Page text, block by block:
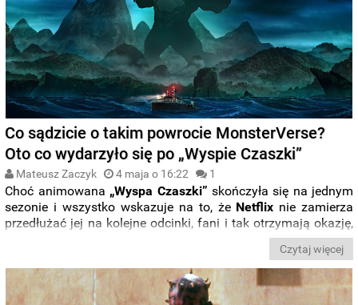
Co sądzicie o takim powrocie MonsterVerse?
Oto co wydarzyło się po „Wyspie Czaszki”
Mateusz Zaczyk 4 maja o 16:22 1
Choć animowana „Wyspa Czaszki” skończyła się na jednym
sezonie i wszystko wskazuje na to, że Netflix nie zamierza
przedłużać jej na kolejne odcinki, fani i tak otrzymają okazję,
by dowiedzieć się, co wydarzyło się dalej. Zapowiedziano
właśnie komiks, który wytłumaczy, co działo się pomiędzy
filmem „Kong:Wyspa Czaszki” i pierwszą „Godzillą”.
Czytaj więcej